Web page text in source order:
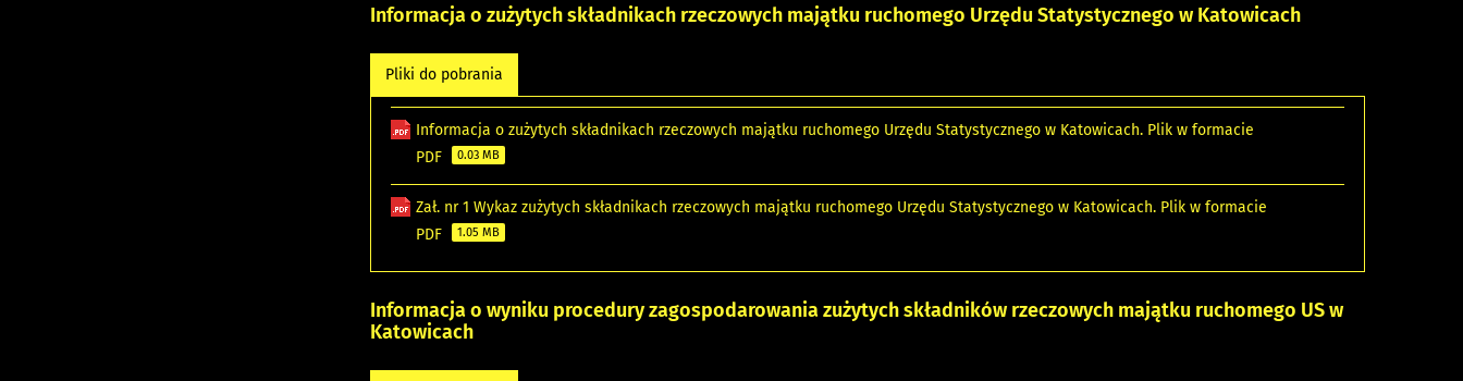
Informacja o zużytych składnikach rzeczowych majątku ruchomego Urzędu Statystycznego w Katowicach
Pliki do pobrania
Informacja o zużytych składnikach rzeczowych majątku ruchomego Urzędu Statystycznego w Katowicach. Plik w formacie
PDF
0.03 MB
Zał. nr 1 Wykaz zużytych składnikach rzeczowych majątku ruchomego Urzędu Statystycznego w Katowicach. Plik w formacie
PDF
1.05 MB
Informacja o wyniku procedury zagospodarowania zużytych składników rzeczowych majątku ruchomego US w
Katowicach